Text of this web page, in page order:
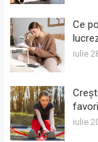
Ce
iulie
iulie